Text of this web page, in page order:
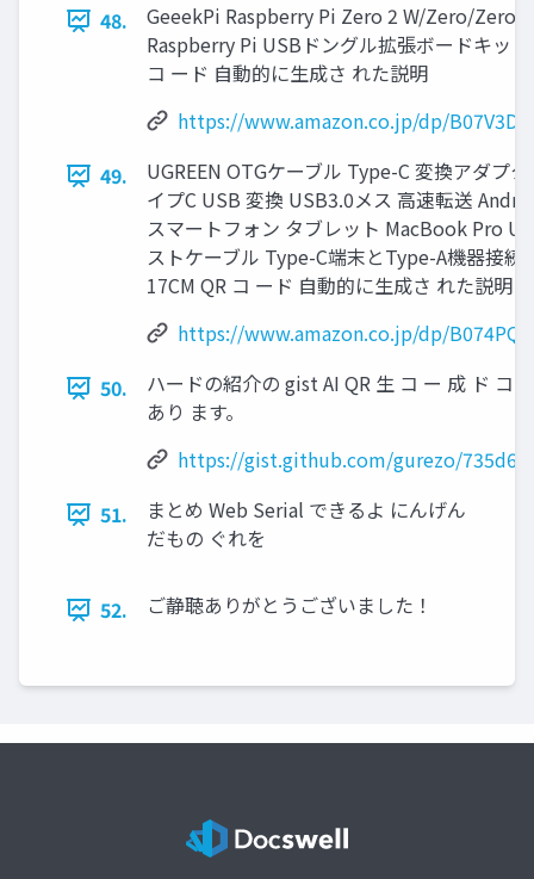
48.
GeeekPi Raspberry Pi Zero 2 W/Zero/Zero
Raspberry Pi USBドングル拡張ボードキット
コ ード 自動的に生成さ れた説明
https://www.amazon.co.jp/dp/
49.
UGREEN OTGケーブル Type-C 変換アダプ
イプC USB 変換 USB3.0メス 高速転送
スマートフォン タブレット MacBook Pro
ストケーブル Type-C端末とType-A機器接続
17CM QR コ ード 自動的に生成さ れた説明
https://www.amazon.co.jp/dp/
50.
ハードの紹介の gist AI QR 生 コ ー 成 ド コ
あり ます。
https://gist.github.com/gurezo/
51.
まとめ Web Serial できるよ にんげん
だもの ぐれを
52. ご静聴ありがとうございました！